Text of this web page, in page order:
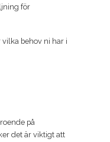
för
behov ni har i
på
det är viktigt att